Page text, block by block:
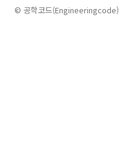
© 공학코드(Engineeringcode)